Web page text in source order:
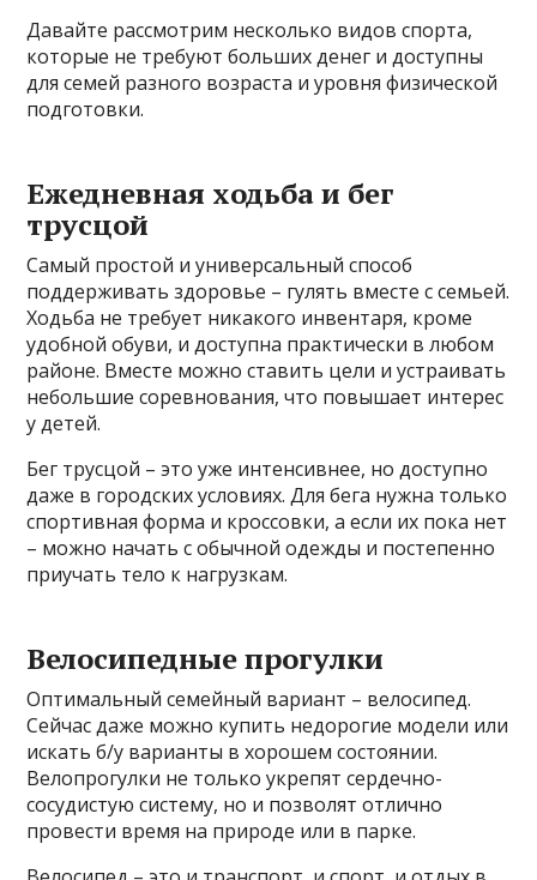
Давайте рассмотрим несколько видов спорта,
которые не требуют больших денег и доступны
для семей разного возраста и уровня физической
подготовки.
Ежедневная ходьба и бег
трусцой
Самый простой и универсальный способ
поддерживать здоровье – гулять вместе с семьей.
Ходьба не требует никакого инвентаря, кроме
удобной обуви, и доступна практически в любом
районе. Вместе можно ставить цели и устраивать
небольшие соревнования, что повышает интерес
у детей.
Бег трусцой – это уже интенсивнее, но доступно
даже в городских условиях. Для бега нужна только
спортивная форма и кроссовки, а если их пока нет
– можно начать с обычной одежды и постепенно
приучать тело к нагрузкам.
Велосипедные прогулки
Оптимальный семейный вариант – велосипед.
Сейчас даже можно купить недорогие модели или
искать б/у варианты в хорошем состоянии.
Велопрогулки не только укрепят сердечно-
сосудистую систему, но и позволят отлично
провести время на природе или в парке.